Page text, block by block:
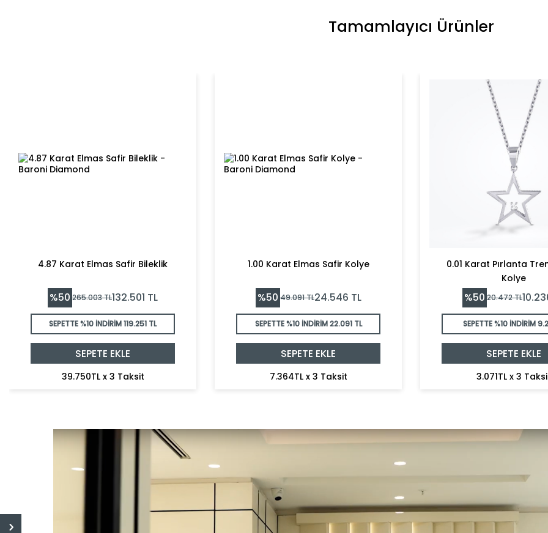
Tamamlayıcı Ürünler
4.87 Karat Elmas Safir Bileklik
%50 265.003TL132.501 TL
SEPETTE %10 İNDİRİM119.251 TL
SEPETE EKLE
39.750TL x 3 Taksit
1.00 Karat Elmas Safir Kolye
%50 49.091TL24.546 TL
SEPETTE %10 İNDİRİM22.091 TL
SEPETE EKLE
7.364TL x 3 Taksit
0.01 Karat Pırlanta
Kolye
%50 20.472TL
SEPETTE %10 İNDİRİM
SEPETE EKLE
3.071TL x 3